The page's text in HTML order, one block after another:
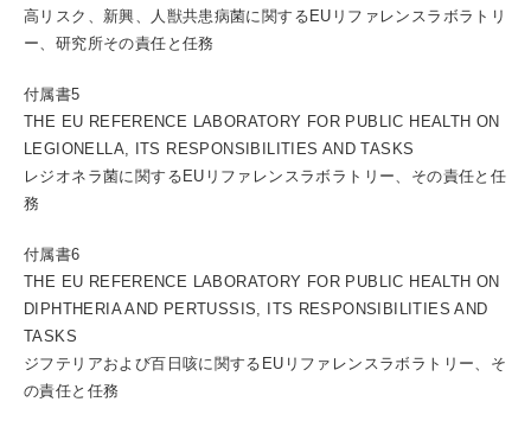
高リスク、新興、人獣共患病菌に関するEUリファレンスラボラトリ
ー、研究所その責任と任務
付属書5
THE EU REFERENCE LABORATORY FOR PUBLIC HEALTH ON
LEGIONELLA, ITS RESPONSIBILITIES AND TASKS
レジオネラ菌に関するEUリファレンスラボラトリー、その責任と任
務
付属書6
THE EU REFERENCE LABORATORY FOR PUBLIC HEALTH ON
DIPHTHERIA AND PERTUSSIS, ITS RESPONSIBILITIES AND
TASKS
ジフテリアおよび百日咳に関するEUリファレンスラボラトリー、そ
の責任と任務